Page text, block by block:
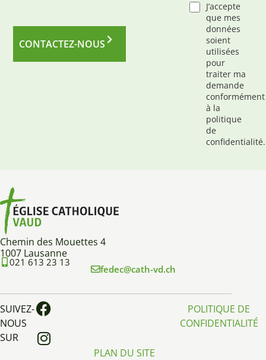
CONTACTEZ-NOUS
J’accepte
que mes
données
soient
utilisées
pour
traiter ma
demande
conformément
à la
politique
de
confidentialité.
Chemin des Mouettes 4
1007 Lausanne
021 613 23 13
fedec@cath-vd.ch
SUIVEZ-
NOUS
SUR
PLAN DU SITE
POLITIQUE DE
CONFIDENTIALITÉ